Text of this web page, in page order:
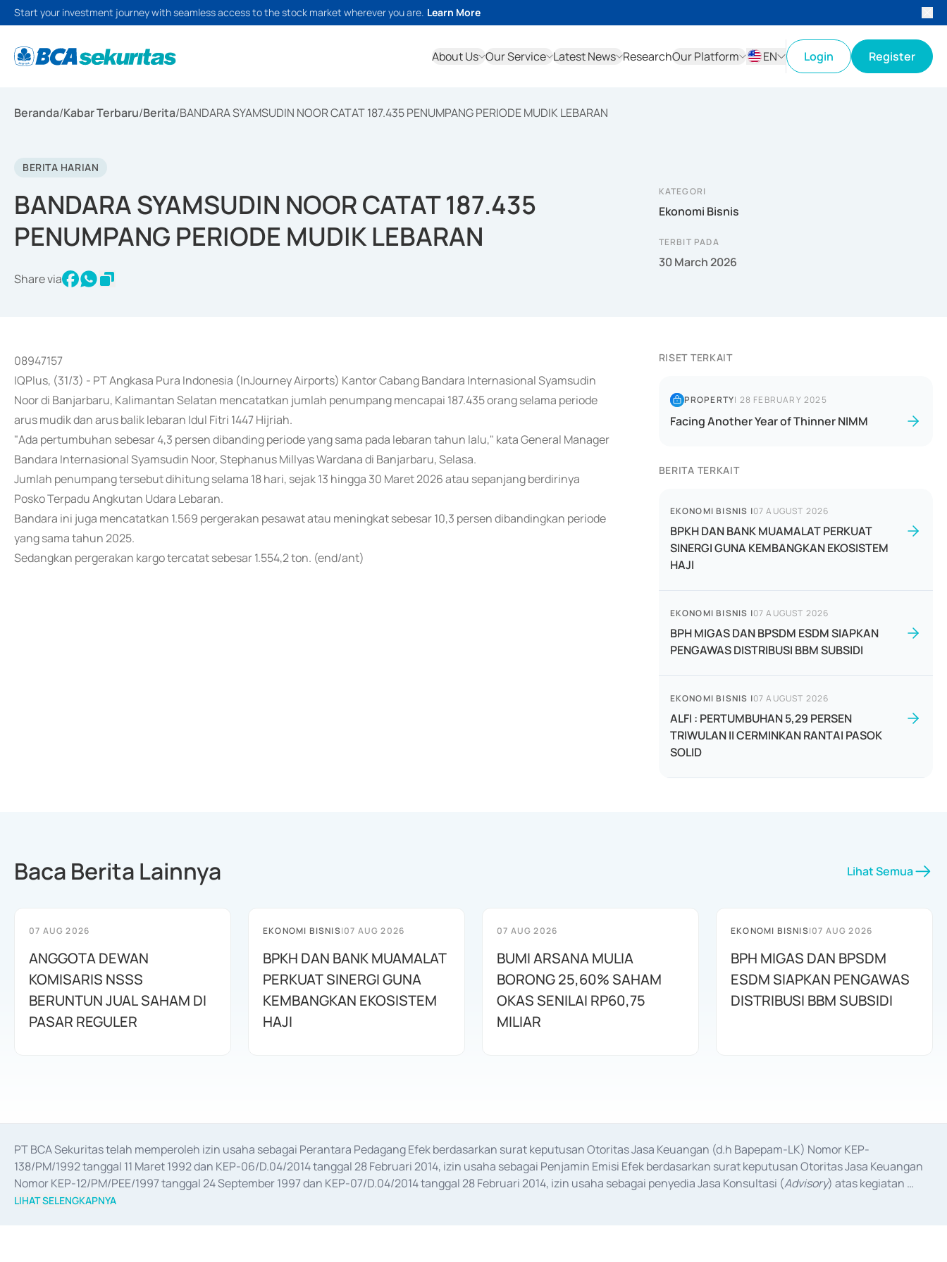
Start your investment journey with seamless access to the stock market wherever you are. Learn More
About Us Our Service Latest News ResearchOur Platform
EN
Login Register
Beranda/Kabar Terbaru/Berita/BANDARA SYAMSUDIN NOOR CATAT 187.435 PENUMPANG PERIODE MUDIK LEBARAN
BERITA HARIAN
BANDARA SYAMSUDIN NOOR CATAT 187.435
PENUMPANG PERIODE MUDIK LEBARAN
Share via
KATEGORI
Ekonomi Bisnis
TERBIT PADA
30 March 2026
08947157
IQPlus, (31/3) - PT Angkasa Pura Indonesia (InJourney Airports) Kantor Cabang Bandara Internasional Syamsudin
Noor di Banjarbaru, Kalimantan Selatan mencatatkan jumlah penumpang mencapai 187.435 orang selama periode
arus mudik dan arus balik lebaran Idul Fitri 1447 Hijriah.
"Ada pertumbuhan sebesar 4,3 persen dibanding periode yang sama pada lebaran tahun lalu," kata General Manager
Bandara Internasional Syamsudin Noor, Stephanus Millyas Wardana di Banjarbaru, Selasa.
Jumlah penumpang tersebut dihitung selama 18 hari, sejak 13 hingga 30 Maret 2026 atau sepanjang berdirinya
Posko Terpadu Angkutan Udara Lebaran.
Bandara ini juga mencatatkan 1.569 pergerakan pesawat atau meningkat sebesar 10,3 persen dibandingkan periode
yang sama tahun 2025.
Sedangkan pergerakan kargo tercatat sebesar 1.554,2 ton. (end/ant)
RISET TERKAIT
PROPERTY| 28 FEBRUARY 2025
Facing Another Year of Thinner NIMM
BERITA TERKAIT
EKONOMI BISNIS |07 AUGUST 2026
BPKH DAN BANK MUAMALAT PERKUAT
SINERGI GUNA KEMBANGKAN EKOSISTEM
HAJI
EKONOMI BISNIS |07 AUGUST 2026
BPH MIGAS DAN BPSDM ESDM SIAPKAN
PENGAWAS DISTRIBUSI BBM SUBSIDI
EKONOMI BISNIS |07 AUGUST 2026
ALFI : PERTUMBUHAN 5,29 PERSEN
TRIWULAN II CERMINKAN RANTAI PASOK
SOLID
Baca Berita Lainnya Lihat Semua
07 AUG 2026
ANGGOTA DEWAN
KOMISARIS NSSS
BERUNTUN JUAL SAHAM DI
PASAR REGULER
EKONOMI BISNIS|07 AUG 2026
BPKH DAN BANK MUAMALAT
PERKUAT SINERGI GUNA
KEMBANGKAN EKOSISTEM
HAJI
07 AUG 2026
BUMI ARSANA MULIA
BORONG 25,60% SAHAM
OKAS SENILAI RP60,75
MILIAR
EKONOMI BISNIS|07 AUG 2026
BPH MIGAS DAN BPSDM
ESDM SIAPKAN PENGAWAS
DISTRIBUSI BBM SUBSIDI
PT BCA Sekuritas telah memperoleh izin usaha sebagai Perantara Pedagang Efek berdasarkan surat keputusan Otoritas Jasa Keuangan (d.h Bapepam-LK) Nomor KEP-
138/PM/1992 tanggal 11 Maret 1992 dan KEP-06/D.04/2014 tanggal 28 Februari 2014, izin usaha sebagai Penjamin Emisi Efek berdasarkan surat keputusan Otoritas Jasa Keuangan
Nomor KEP-12/PM/PEE/1997 tanggal 24 September 1997 dan KEP-07/D.04/2014 tanggal 28 Februari 2014, izin usaha sebagai penyedia Jasa Konsultasi (Advisory) atas kegiatan
merger, akuisisi, divestasi, dan
LIHAT SELENGKAPNYA